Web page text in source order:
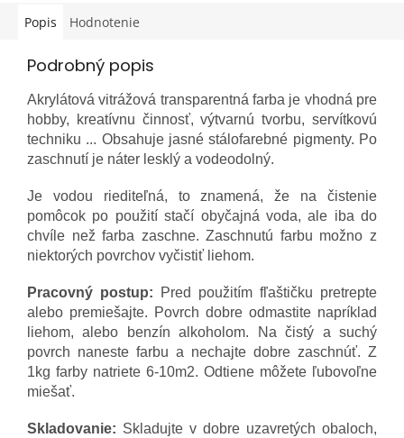
Popis Hodnotenie
Podrobný popis
Akrylátová vitrážová transparentná farba je vhodná pre
hobby, kreatívnu činnosť, výtvarnú tvorbu, servítkovú
techniku ... Obsahuje jasné stálofarebné pigmenty. Po
zaschnutí je náter lesklý a vodeodolný.
Je vodou riediteľná, to znamená, že na čistenie
pomôcok po použití stačí obyčajná voda, ale iba do
chvíle než farba zaschne. Zaschnutú farbu možno z
niektorých povrchov vyčistiť liehom.
Pracovný postup: Pred použitím fľaštičku pretrepte
alebo premiešajte. Povrch dobre odmastite napríklad
liehom, alebo benzín alkoholom. Na čistý a suchý
povrch naneste farbu a nechajte dobre zaschnúť. Z
1kg farby natriete 6-10m2. Odtiene môžete ľubovoľne
miešať.
Skladovanie: Skladujte v dobre uzavretých obaloch,